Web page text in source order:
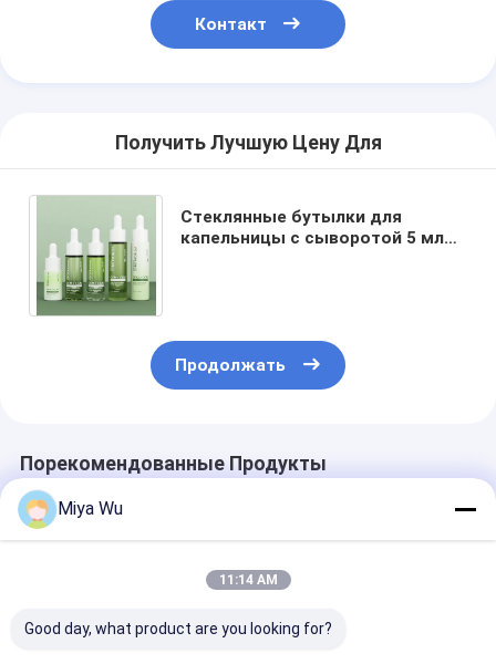
Контакт
Получить Лучшую Цену Для
Стеклянные бутылки для
капельницы с сыворотой 5 мл
Продолжать
Порекомендованные Продукты
Miya Wu
11:14 AM
Good day, what product are you looking for?